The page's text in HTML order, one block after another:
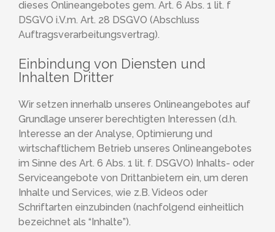
dieses Onlineangebotes gem. Art. 6 Abs. 1 lit. f
DSGVO i.V.m. Art. 28 DSGVO (Abschluss
Auftragsverarbeitungsvertrag).
Einbindung von Diensten und
Inhalten Dritter
Wir setzen innerhalb unseres Onlineangebotes auf
Grundlage unserer berechtigten Interessen (d.h.
Interesse an der Analyse, Optimierung und
wirtschaftlichem Betrieb unseres Onlineangebotes
im Sinne des Art. 6 Abs. 1 lit. f. DSGVO) Inhalts- oder
Serviceangebote von Drittanbietern ein, um deren
Inhalte und Services, wie z.B. Videos oder
Schriftarten einzubinden (nachfolgend einheitlich
bezeichnet als “Inhalte”).